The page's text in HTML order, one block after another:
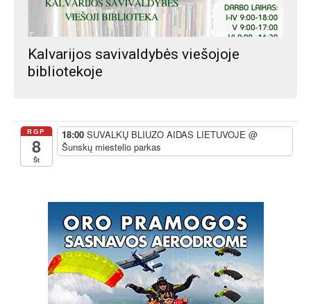
Kalvarijos savivaldybės viešojoje
bibliotekoje
RGP
8
Št
18:00 SUVALKŲ BLIUZO AIDAS LIETUVOJE @
Šunskų miestelio parkas